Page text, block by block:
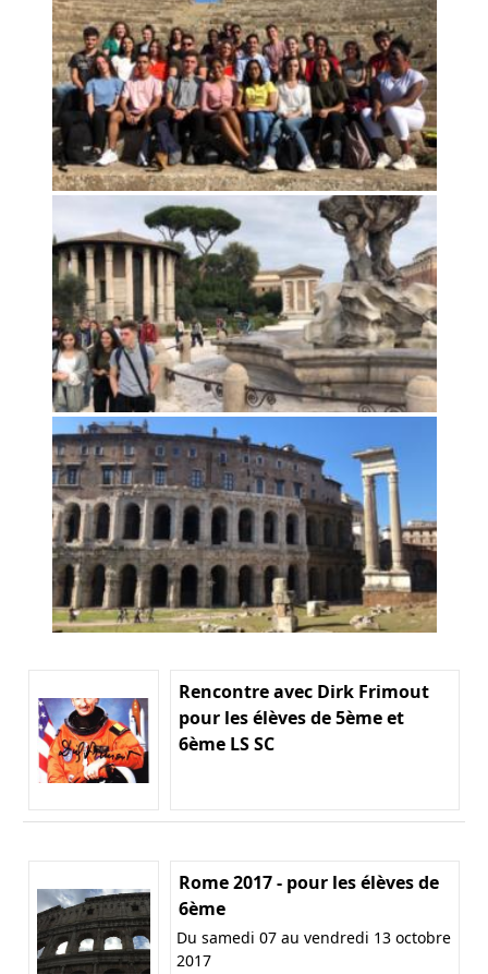
Rencontre avec Dirk Frimout
pour les élèves de 5ème et
6ème LS SC
Rome 2017 - pour les élèves de
6ème
Du samedi 07 au vendredi 13 octobre
2017